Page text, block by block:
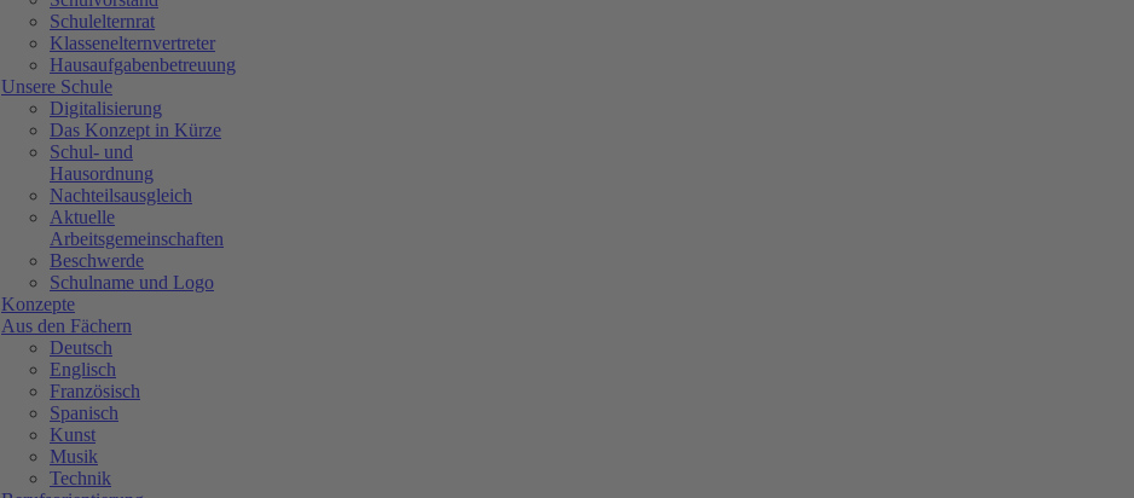
Schulelternrat
Klassenelternvertreter
Hausaufgabenbetreuung
Unsere Schule
Digitalisierung
Das Konzept in Kürze
Schul- und
Hausordnung
Nachteilsausgleich
Aktuelle
Arbeitsgemeinschaften
Beschwerde
Schulname und Logo
Konzepte
Aus den Fächern
Deutsch
Englisch
Französisch
Spanisch
Kunst
Musik
Technik